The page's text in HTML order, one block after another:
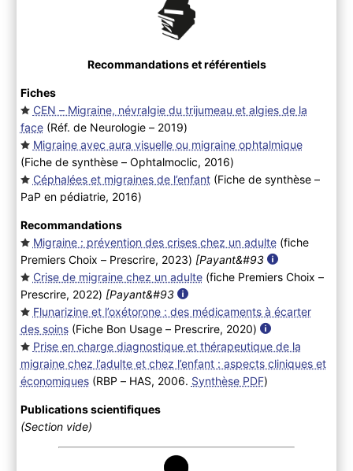
Recommandations et référentiels
Fiches
CEN – Migraine, névralgie du trijumeau et algies de la
face(Réf. de Neurologie – 2019)
Migraine avec aura visuelle ou migraine ophtalmique
(Fiche de synthèse – Ophtalmoclic, 2016)
Céphalées et migraines de l’enfant(Fiche de synthèse –
PaP en pédiatrie, 2016)
Recommandations
Migraine : prévention des crises chez un adulte(fiche
Premiers Choix – Prescrire, 2023) [Payant&#93
Crise de migraine chez un adulte(fiche Premiers Choix –
Prescrire, 2022) [Payant&#93
Flunarizine et l’oxétorone : des médicaments à écarter
des soins(Fiche Bon Usage – Prescrire, 2020)
Prise en charge diagnostique et thérapeutique de la
migraine chez l’adulte et chez l’enfant : aspects cliniques et
économiques(RBP – HAS, 2006. Synthèse PDF)
Publications scientifiques
(Section vide)